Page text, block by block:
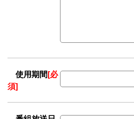
使用期間[必
須]